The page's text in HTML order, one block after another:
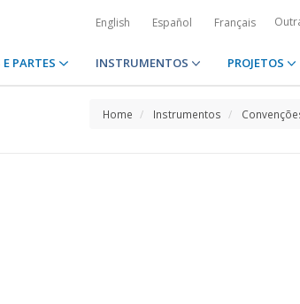
English Español Français
PARTES INSTRUMENTOS PROJETOS
Home Instrumentos